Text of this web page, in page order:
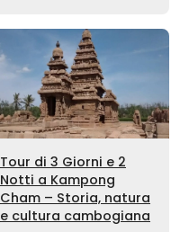
Tour di 3 Giorni e 2
Notti a Kampong
Cham – Storia, natura
e cultura cambogiana